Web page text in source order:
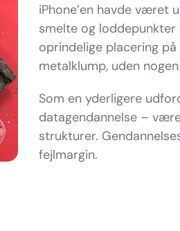
iPhone’en havde været
smelte og
oprindelige placering
metalklump, uden
Som en yderligere
datagendannelse –
strukturer.
fejlmargin.